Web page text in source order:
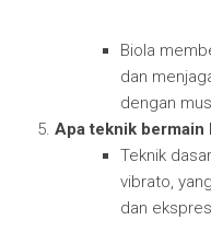
Biola
dan
dengan
Apa teknik bermain
Teknik
vibrato,
dan